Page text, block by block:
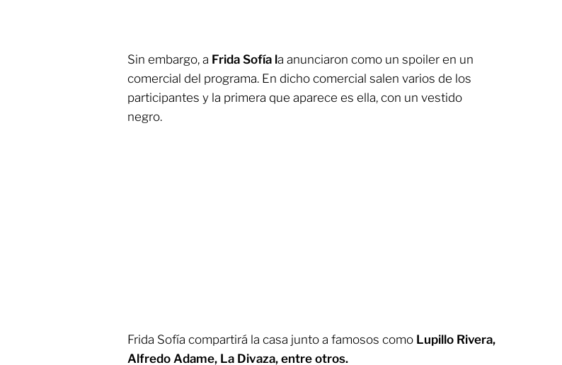
Sin embargo, a Frida Sofía la anunciaron como un spoiler en un
comercial del programa. En dicho comercial salen varios de los
participantes y la primera que aparece es ella, con un vestido
negro.
Frida Sofía compartirá la casa junto a famosos como Lupillo Rivera,
Alfredo Adame, La Divaza, entre otros.